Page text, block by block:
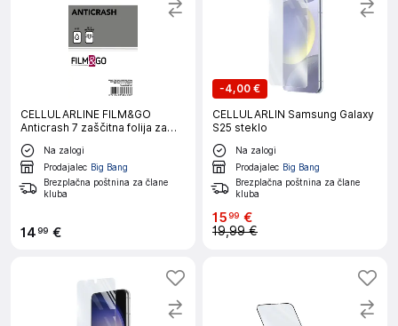
CELLULARLINE FILM&GO
Anticrash 7 zaščitna folija za
pametni telefon
Na zalogi
Prodajalec Big Bang
Brezplačna poštnina za člane
kluba
1499 €
-4,00 €
CELLULARLIN Samsung Galaxy
S25 steklo
Na zalogi
Prodajalec Big Bang
Brezplačna poštnina za člane
kluba
1599 €
19,99 €